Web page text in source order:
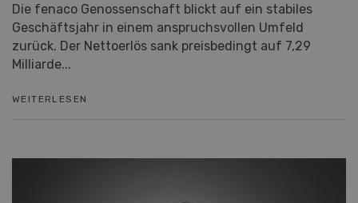
fenaco
Die fenaco Genossenschaft blickt auf ein stabiles
Geschäftsjahr in einem anspruchsvollen Umfeld
Milliarde...